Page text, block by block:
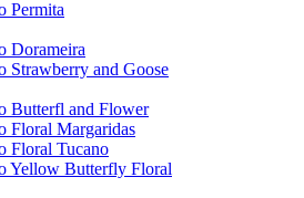
Permita
Dorameira
Strawberry and Goose
Butterfl and Flower
Floral Margaridas
Floral Tucano
Yellow Butterfly Floral